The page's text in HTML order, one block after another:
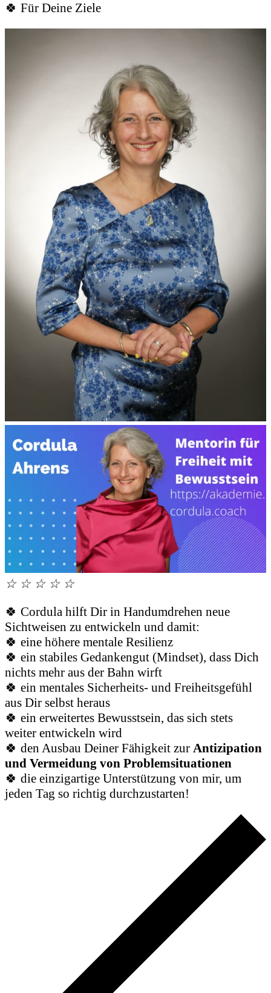
🍀 Für Deine Ziele
☆ ☆ ☆ ☆ ☆
🍀 Cordula hilft Dir in Handumdrehen neue
Sichtweisen zu entwickeln und damit:
🍀 eine höhere mentale Resilienz
🍀 ein stabiles Gedankengut (Mindset), dass Dich
nichts mehr aus der Bahn wirft
🍀 ein mentales Sicherheits- und Freiheitsgefühl
aus Dir selbst heraus
🍀 ein erweitertes Bewusstsein, das sich stets
weiter entwickeln wird
🍀 den Ausbau Deiner Fähigkeit zur Antizipation
und Vermeidung von Problemsituationen
🍀 die einzigartige Unterstützung von mir, um
jeden Tag so richtig durchzustarten!